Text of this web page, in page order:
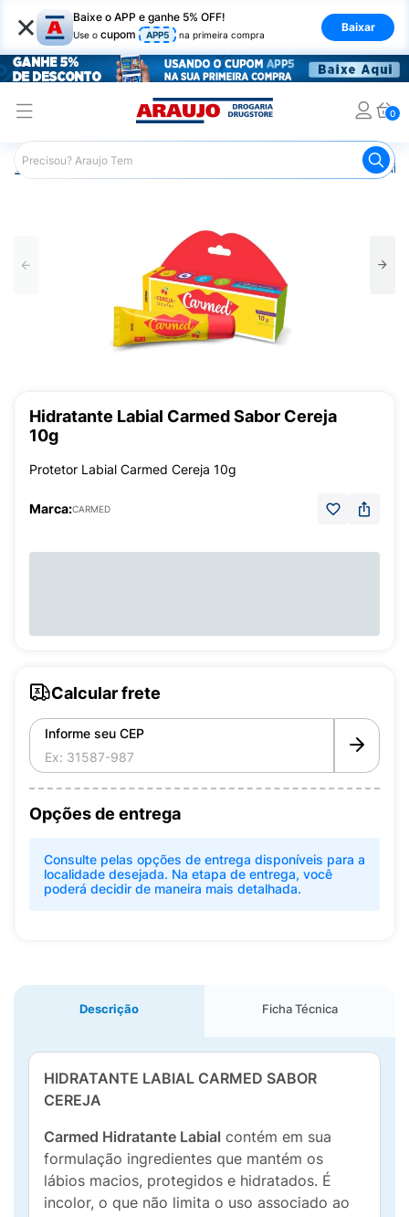
× Baixe o APP e ganhe 5% OFF!
Use o cupom APP5 na primeira compra
Baixar
0
Araujo Beleza e Cuidados
Hidratante Labial Carmed Sabor Cereja
10g
Protetor Labial Carmed Cereja 10g
Marca:CARMED
Calcular frete
Informe seu CEP
Opções de entrega
Consulte pelas opções de entrega disponíveis para a
localidade desejada. Na etapa de entrega, você
poderá decidir de maneira mais detalhada.
Descrição Ficha Técnica
HIDRATANTE LABIAL CARMED SABOR
CEREJA
Carmed Hidratante Labial contém em sua
formulação ingredientes que mantém os
lábios macios, protegidos e hidratados. É
incolor, o que não limita o uso associado ao